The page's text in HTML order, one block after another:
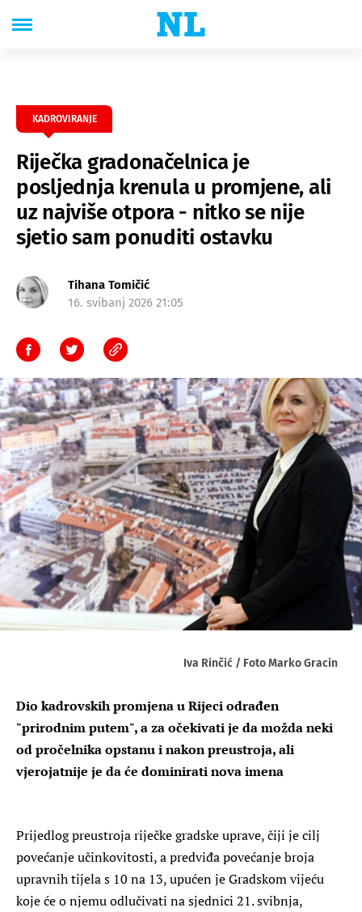
KADROVIRANJE
Riječka gradonačelnica je
posljednja krenula u promjene, ali
uz najviše otpora - nitko se nije
sjetio sam ponuditi ostavku
Tihana Tomičić
16. svibanj 2026 21:05
Iva Rinčić / Foto Marko Gracin
Dio kadrovskih promjena u Rijeci odrađen
"prirodnim putem", a za očekivati je da možda neki
od pročelnika opstanu i nakon preustroja, ali
vjerojatnije je da će dominirati nova imena
Prijedlog preustroja riječke gradske uprave, čiji je cilj
povećanje učinkovitosti, a predviđa povećanje broja
upravnih tijela s 10 na 13, upućen je Gradskom vijeću
koje će o njemu odlučivati na sjednici 21. svibnja,